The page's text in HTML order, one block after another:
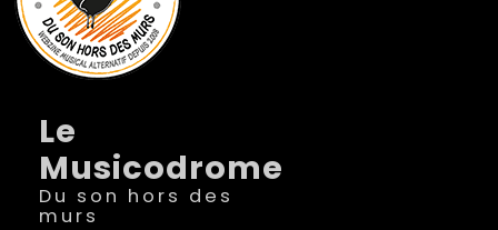
Le
Musicodrome
Du son hors des
murs